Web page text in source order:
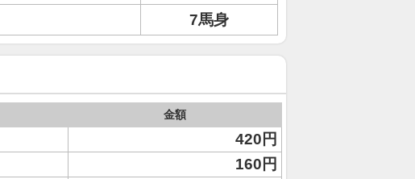
7馬身
金額
420円
160円